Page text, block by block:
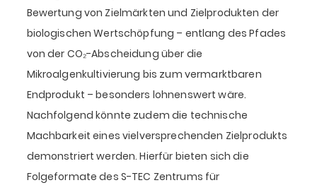
Bewertung von Zielmärkten und Zielprodukten der
biologischen Wertschöpfung – entlang des Pfades
von der CO₂-Abscheidung über die
Mikroalgenkultivierung bis zum vermarktbaren
Endprodukt – besonders lohnenswert wäre.
Nachfolgend könnte zudem die technische
Machbarkeit eines vielversprechenden Zielprodukts
demonstriert werden. Hierfür bieten sich die
Folgeformate des S-TEC Zentrums für